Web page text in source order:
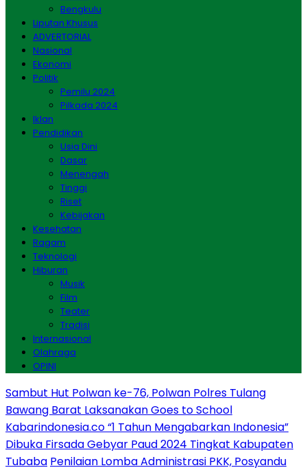
Bengkulu
Liputan Khusus
ADVERTORIAL
Nasional
Ekonomi
Politik
Pemilu 2024
Pilkada 2024
Iklan
Pendidikan
Usia Dini
Dasar
Menengah
Tinggi
Riset
Kebijakan
Kesehatan
Ragam
Teknologi
Hiburan
Musik
Film
Teater
Tradisi
Internasional
Olahraga
OPINI
Sambut Hut Polwan ke-76, Polwan Polres Tulang
Bawang Barat Laksanakan Goes to School
Kabarindonesia.co “1 Tahun Mengabarkan Indonesia”
Dibuka Firsada Gebyar Paud 2024 Tingkat Kabupaten
Tubaba Penilaian Lomba Administrasi PKK, Posyandu